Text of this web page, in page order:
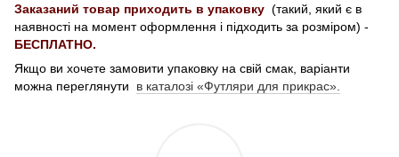
Заказаний товар приходить в упаковку (такий, який є в
наявності на момент оформлення і підходить за розміром) -
БЕСПЛАТНО.
Якщо ви хочете замовити упаковку на свій смак, варіанти
можна переглянути в каталозі «Футляри для прикрас».